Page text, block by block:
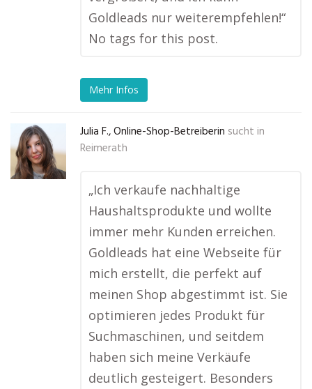
Goldleads nur weiterempfehlen!“
No tags for this post.
Mehr Infos
Julia F., Online-Shop-Betreiberin sucht in
Reimerath
„Ich verkaufe nachhaltige
Haushaltsprodukte und wollte
immer mehr Kunden erreichen.
Goldleads hat eine Webseite für
mich erstellt, die perfekt auf
meinen Shop abgestimmt ist. Sie
optimieren jedes Produkt für
Suchmaschinen, und seitdem
haben sich meine Verkäufe
deutlich gesteigert. Besonders